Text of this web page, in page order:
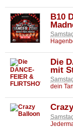
B10
Die
mit
dein